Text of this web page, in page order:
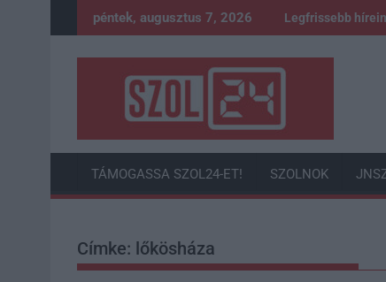
to
péntek, augusztus 7, 2026 Legfrissebb
TÁMOGASSA SZOL24-ET! SZOLNOK
Címke: lőkösháza